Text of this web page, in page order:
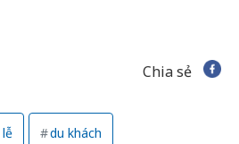
Chia sẻ
du khách